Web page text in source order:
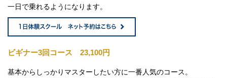
一日で乗れるようになります。
ビギナー3回コース 23,100円
基本からしっかりマスターしたい方に一番人気のコース。